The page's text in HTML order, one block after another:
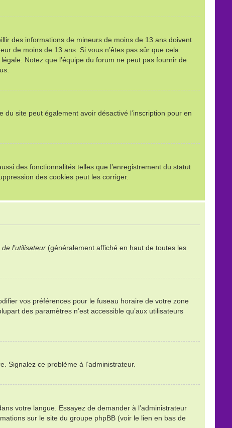
des informations de mineurs de moins de 13 ans doivent
de moins de 13 ans. Si vous n’êtes pas sûr que cela
Notez que l’équipe du forum ne peut pas fournir de
site peut également avoir désactivé l’inscription pour en
des fonctionnalités telles que l’enregistrement du statut
des cookies peut les corriger.
l’utilisateur(généralement affiché en haut de toutes les
vos préférences pour le fuseau horaire de votre zone
des paramètres n’est accessible qu’aux utilisateurs
Signalez ce problème à l’administrateur.
votre langue. Essayez de demander à l’administrateur
sur le site du groupe phpBB (voir le lien en bas de